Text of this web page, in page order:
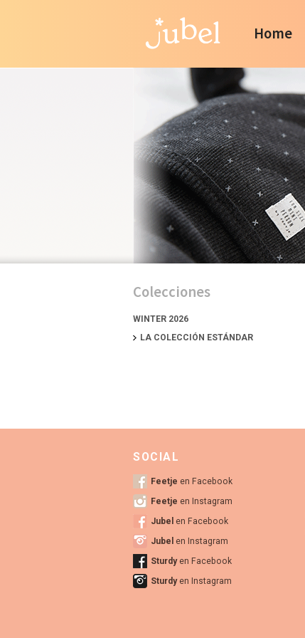
Home
Colecciones
WINTER 2026
LA COLECCIÓN ESTÁNDAR
SOCIAL
Feetje en Facebook
Feetje en Instagram
Jubel en Facebook
Jubel en Instagram
Sturdyen Facebook
Sturdyen Instagram